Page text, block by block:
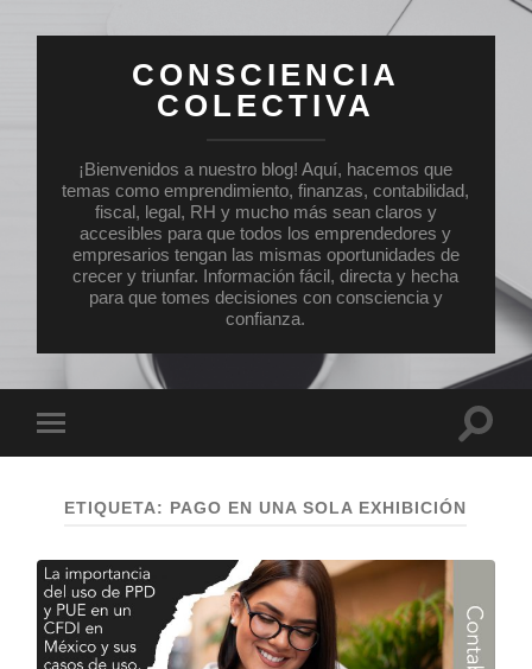
CONSCIENCIA
COLECTIVA
¡Bienvenidos a nuestro blog! Aquí, hacemos que
temas como emprendimiento, finanzas, contabilidad,
fiscal, legal, RH y mucho más sean claros y
accesibles para que todos los emprendedores y
empresarios tengan las mismas oportunidades de
crecer y triunfar. Información fácil, directa y hecha
para que tomes decisiones con consciencia y
confianza.
el
móvil
ETIQUETA: PAGO EN UNA SOLA EXHIBICIÓN